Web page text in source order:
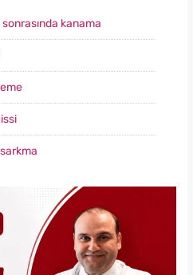
sonrasında kanama